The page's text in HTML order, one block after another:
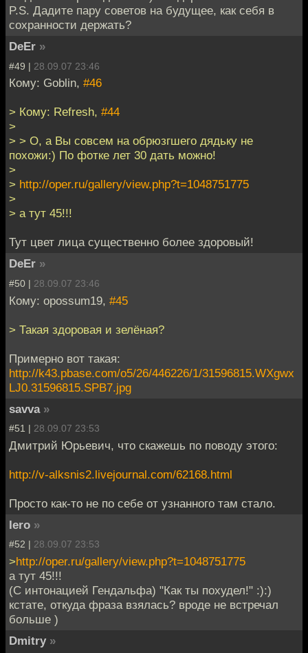
P.S. Дадите пару советов на будущее, как себя в
сохранности держать?
DeEr »
#49 | 28.09.07 23:46
Кому: Goblin, #46
> Кому: Refresh, #44
>
> > О, а Вы совсем на обрюзгшего дядьку не
похожи:) По фотке лет 30 дать можно!
>
> http://oper.ru/gallery/view.php?t=1048751775
>
> а тут 45!!!
Тут цвет лица существенно более здоровый!
DeEr »
#50 | 28.09.07 23:46
Кому: opossum19, #45
> Такая здоровая и зелёная?
Примерно вот такая:
http://k43.pbase.com/o5/26/446226/1/31596815.WXgwx
LJ0.31596815.SPB7.jpg
savva »
#51 | 28.09.07 23:53
Дмитрий Юрьевич, что скажешь по поводу этого:
http://v-alksnis2.livejournal.com/62168.html
Просто как-то не по себе от узнанного там стало.
Iero »
#52 | 28.09.07 23:53
>http://oper.ru/gallery/view.php?t=1048751775
а тут 45!!!
(С интонацией Гендальфа) "Как ты похудел!" :):)
кстате, откуда фраза взялась? вроде не встречал
больше )
Dmitry »